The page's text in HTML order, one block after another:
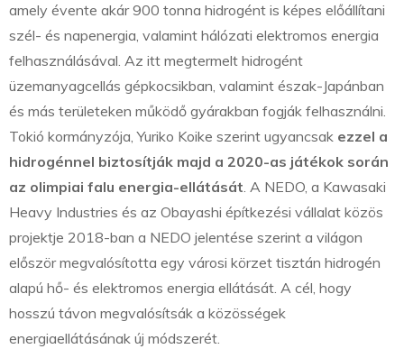
amely évente akár 900 tonna hidrogént is képes előállítani
szél- és napenergia, valamint hálózati elektromos energia
felhasználásával. Az itt megtermelt hidrogént
üzemanyagcellás gépkocsikban, valamint észak-Japánban
és más területeken működő gyárakban fogják felhasználni.
Tokió kormányzója, Yuriko Koike szerint ugyancsak ezzel a
hidrogénnel biztosítják majd a 2020-as játékok során
az olimpiai falu energia-ellátását. A NEDO, a Kawasaki
Heavy Industries és az Obayashi építkezési vállalat közös
projektje 2018-ban a NEDO jelentése szerint a világon
először megvalósította egy városi körzet tisztán hidrogén
alapú hő- és elektromos energia ellátását. A cél, hogy
hosszú távon megvalósítsák a közösségek
energiaellátásának új módszerét.